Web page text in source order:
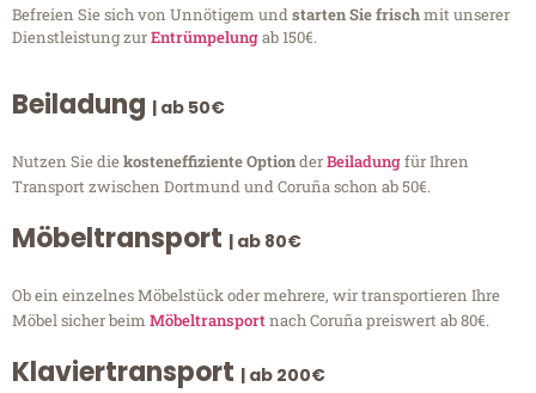
Befreien Sie sich von Unnötigem undstarten Sie frischmit unserer
Dienstleistung zurEntrümpelungab 150€.
Beiladung | ab 50€
Nutzen Sie diekosteneffiziente OptionderBeiladungfür Ihren
Transport zwischen Dortmund und Coruña schon ab 50€.
Möbeltransport | ab 80€
Ob ein einzelnes Möbelstück oder mehrere, wir transportieren Ihre
Möbel sicher beim Möbeltransportnach Coruña preiswert ab 80€.
Klaviertransport | ab 200€